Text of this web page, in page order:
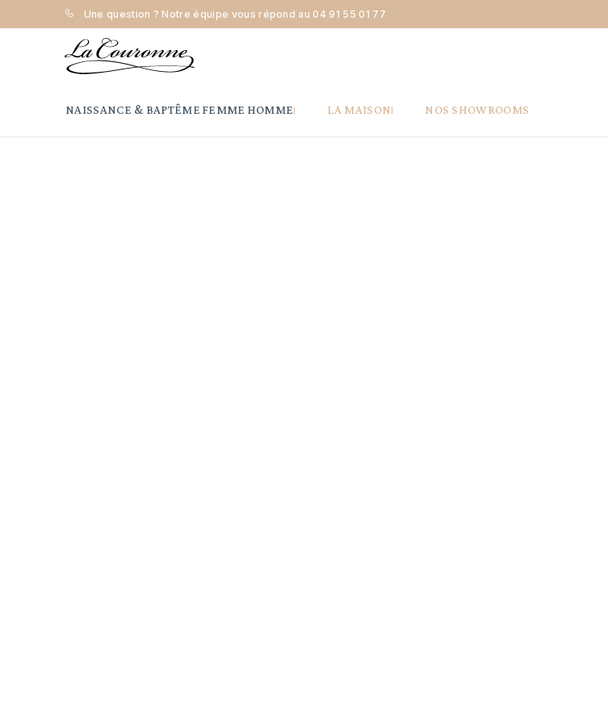
Une question ? Notre équipe vous répond au 04 91 55 01 77
NAISSANCE & BAPTÊME FEMME HOMME LA MAISON NOS SHOWROOMS
Accueil Femme Joaillerie Bague Maison la Couronne Bague chevalière - or blanc 18 carats & diamants